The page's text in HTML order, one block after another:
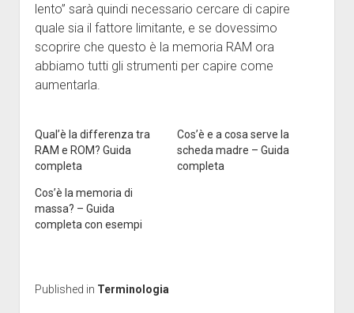
lento” sarà quindi necessario cercare di capire
quale sia il fattore limitante, e se dovessimo
scoprire che questo è la memoria RAM ora
abbiamo tutti gli strumenti per capire come
aumentarla.
Qual’è la differenza tra
RAM e ROM? Guida
completa
Cos’è e a cosa serve la
scheda madre – Guida
completa
Cos’è la memoria di
massa? – Guida
completa con esempi
Published in Terminologia